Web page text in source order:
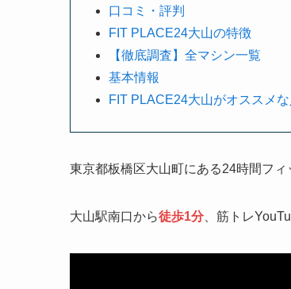
口コミ・評判
FIT PLACE24大山の特徴
【徹底調査】全マシン一覧
基本情報
FIT PLACE24大山がオススメな
東京都板橋区大山町にある24時間フィ
大山駅南口から徒歩1分、筋トレ